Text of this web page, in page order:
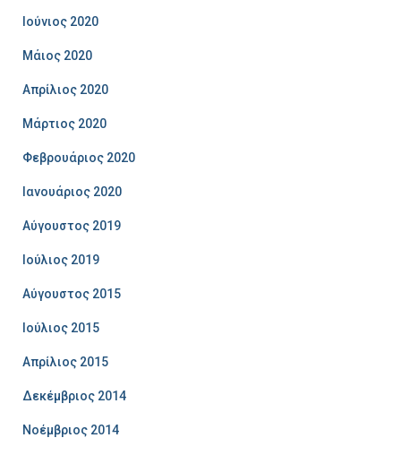
Ιούνιος 2020
Μάιος 2020
Απρίλιος 2020
Μάρτιος 2020
Φεβρουάριος 2020
Ιανουάριος 2020
Αύγουστος 2019
Ιούλιος 2019
Αύγουστος 2015
Ιούλιος 2015
Απρίλιος 2015
Δεκέμβριος 2014
Νοέμβριος 2014